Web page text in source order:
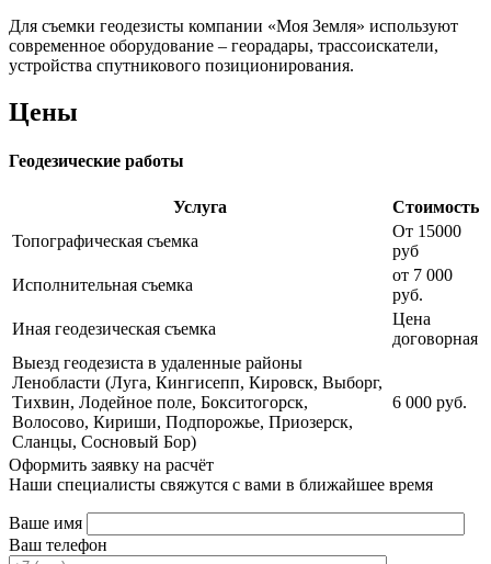
Для съемки геодезисты компании «Моя Земля» используют
современное оборудование – георадары, трассоискатели,
устройства спутникового позиционирования.
Цены
Геодезические работы
Услуга
Стоимость
Топографическая съемка
От 15000
руб
Исполнительная съемка
от 7 000
руб.
Иная геодезическая съемка
Цена
договорная
Выезд геодезиста в удаленные районы
Ленобласти (Луга, Кингисепп, Кировск, Выборг,
Тихвин, Лодейное поле, Бокситогорск,
Волосово, Кириши, Подпорожье, Приозерск,
Сланцы, Сосновый Бор)
6 000 руб.
Оформить заявку на расчёт
Наши специалисты свяжутся с вами в ближайшее время
Ваше имя
Ваш телефон